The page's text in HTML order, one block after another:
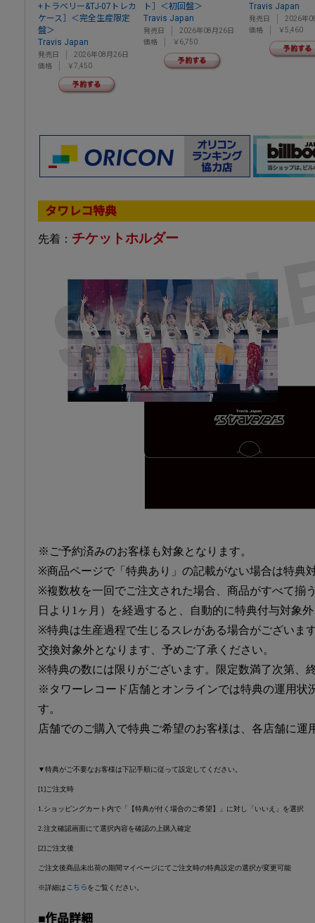
+トラベリー&TJ-07トレカ
ケース］＜完全生産限定
盤＞
Travis Japan
発売日
2026年08月26日
価格
￥7,450
ト］＜初回盤＞
Travis Japan
発売日
2026年08月26日
価格
￥6,750
Travis Japan
発売日
2026年
価格
￥5,460
タワレコ特典
先着： チケットホルダー
※ご予約済みのお客様も対象となります。
※商品ページで「特典あり」の記載がない場合は特典
※複数枚を一回でご注文された場合、商品がすべて揃
日より1ヶ月）を経過すると、自動的に特典付与対象
※特典は生産過程で生じるスレがある場合がございま
交換対象外となります、予めご了承ください。
※特典の数には限りがございます。限定数満了次第、
※タワーレコード店舗とオンラインでは特典の運用状
す。
店舗でのご購入で特典ご希望のお客様は、各店舗に運
▼特典がご不要なお客様は下記手順に従って設定してください。
[1]ご注文時
1.ショッピングカート内で「【特典が付く場合のご希望】」に対し「いいえ」を選択
2.注文確認画面にて選択内容を確認の上購入確定
[2]ご注文後
ご注文後商品未出荷の期間マイページにてご注文時の特典設定の選択が変更可能
※詳細は こちらをご覧ください。
■作品詳細